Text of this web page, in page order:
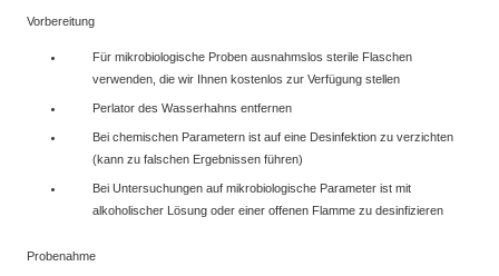
Vorbereitung
Für mikrobiologische Proben ausnahmslos sterile Flaschen
verwenden, die wir Ihnen kostenlos zur Verfügung stellen
Perlator des Wasserhahns entfernen
Bei chemischen Parametern ist auf eine Desinfektion zu verzichten
(kann zu falschen Ergebnissen führen)
Bei Untersuchungen auf mikrobiologische Parameter ist mit
alkoholischer Lösung oder einer offenen Flamme zu desinfizieren
Probenahme